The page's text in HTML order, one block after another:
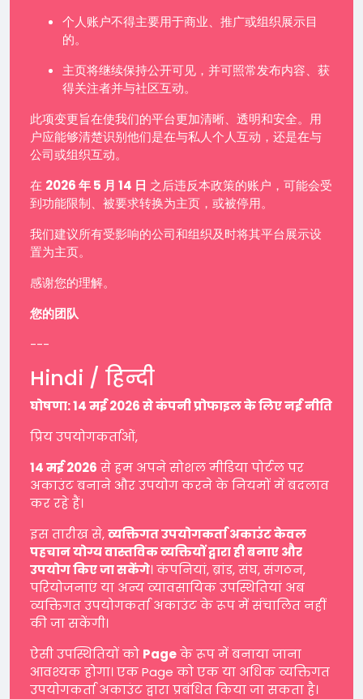
个人账户不得主要用于商业、推广或组织展示目
的。
主页将继续保持公开可见，并可照常发布内容、获
得关注者并与社区互动。
此项变更旨在使我们的平台更加清晰、透明和安全。用
户应能够清楚识别他们是在与私人个人互动，还是在与
公司或组织互动。
在 2026 年 5 月 14 日 之后违反本政策的账户，可能会受
到功能限制、被要求转换为主页，或被停用。
我们建议所有受影响的公司和组织及时将其平台展示设
置为主页。
感谢您的理解。
您的团队
---
Hindi / हिन्दी
घोषणा: 14 मई 2026 से कंपनी प्रोफाइल के लिए नई नीति
प्रिय उपयोगकर्ताओं,
14 मई 2026 से हम अपने सोशल मीडिया पोर्टल पर
अकाउंट बनाने और उपयोग करने के नियमों में बदलाव
कर रहे हैं।
इस तारीख से,व्यक्तिगत उपयोगकर्ता अकाउंट केवल
पहचान योग्य वास्तविक व्यक्तियों द्वारा ही बनाए और
उपयोग किए जा सकेंगे। कंपनियां, ब्रांड, संघ, संगठन,
परियोजनाएं या अन्य व्यावसायिक उपस्थितियां अब
व्यक्तिगत उपयोगकर्ता अकाउंट के रूप में संचालित नहीं
की जा सकेंगी।
ऐसी उपस्थितियों को Pageके रूप में बनाया जाना
आवश्यक होगा। एक Page को एक या अधिक व्यक्तिगत
उपयोगकर्ता अकाउंट द्वारा प्रबंधित किया जा सकता है।